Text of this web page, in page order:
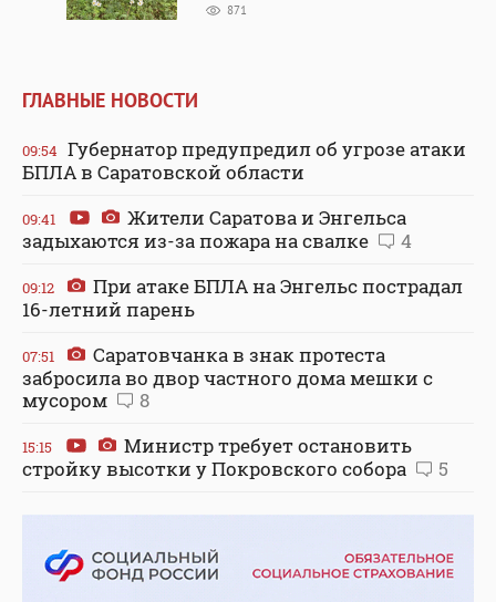
871
ГЛАВНЫЕ НОВОСТИ
09:54 Губернатор предупредил об угрозе атаки
БПЛА в Саратовской области
09:41
Жители Саратова и Энгельса
задыхаются из-за пожара на свалке
4
09:12
При атаке БПЛА на Энгельс пострадал
16-летний парень
07:51
Саратовчанка в знак протеста
забросила во двор частного дома мешки с
мусором
8
15:15
Министр требует остановить
стройку высотки у Покровского собора
5